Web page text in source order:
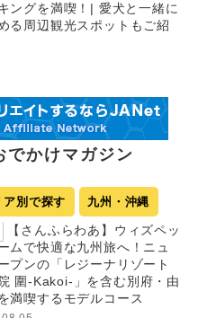
ングを満喫！| 愛犬と一緒に
る周辺観光スポットもご紹
でかけマガジン
ア別で探す 九州・沖縄
【さんふらわあ】ウィズペッ
ムで快適な九州旅へ！ニュ
プンの「レジーナリゾート
圍-Kakoi-」を含む別府・由
満喫するモデルコース